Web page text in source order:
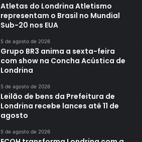
Atletas do Londrina Atletismo
representam o Brasil no Mundial
Sub-20 nos EUA
5 de agosto de 2026
Grupo BR3 anima a sexta-feira
com show na Concha Acústica de
Londrina
5 de agosto de 2026
Leilão de bens da Prefeitura de
Londrina recebe lances até 11 de
agosto
5 de agosto de 2026